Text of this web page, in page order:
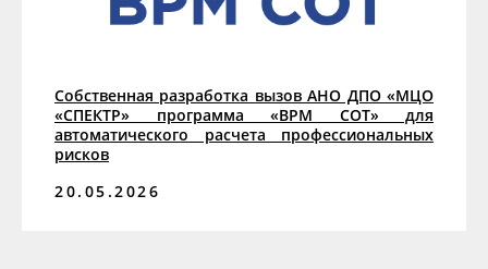
Собственная разработка вызов АНО ДПО «МЦО
«СПЕКТР» программа «ВРМ СОТ» для
автоматического расчета профессиональных
рисков
20.05.2026